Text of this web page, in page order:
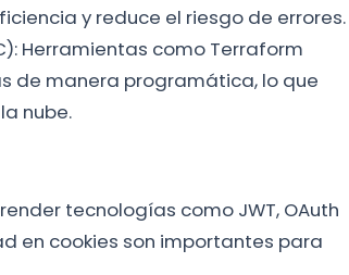
y reduce el riesgo de errores.
Herramientas como Terraform
de manera programática, lo que
nube.
tecnologías como JWT, OAuth
en cookies son importantes para